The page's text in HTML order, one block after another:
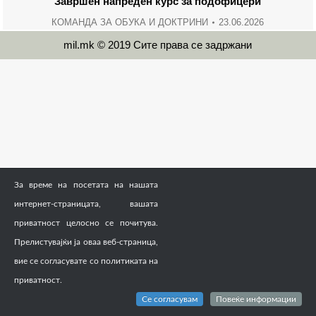
КОМАНДА ЗА ОБУКА И ДОКТРИНИ 23.06.2026
mil.mk © 2019 Сите права се задржани
За време на посетата на нашата
интернет-страницата, вашата
приватност целосно се почитува.
Прелистувајќи ја оваа веб-страница,
вие се согласувате со политиката на
приватност.
Се согласувам Повеќе информации